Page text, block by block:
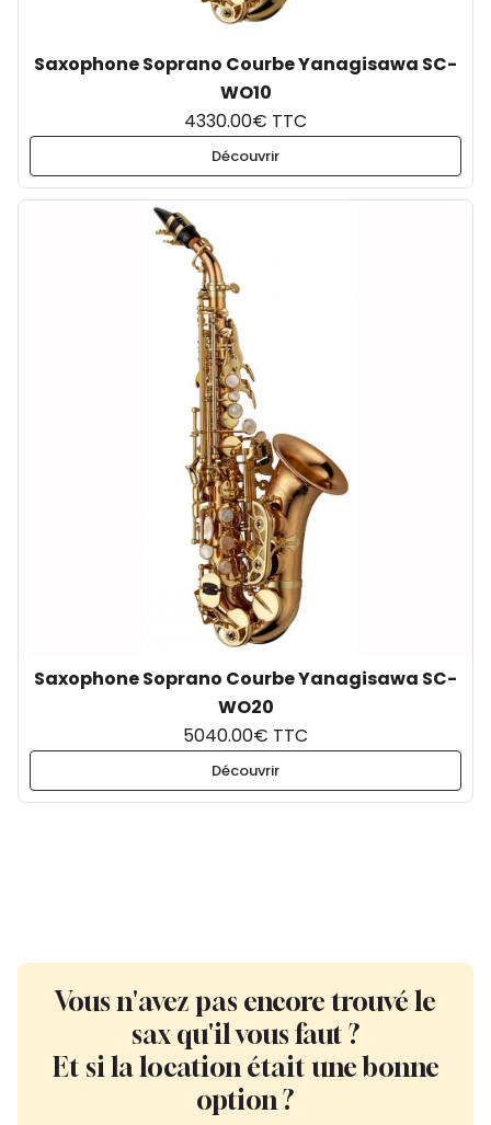
Saxophone Soprano Courbe Yanagisawa SC-
WO10
4330.00€ TTC
Découvrir
Saxophone Soprano Courbe Yanagisawa SC-
WO20
5040.00€ TTC
Découvrir
Vous n'avez pas encore trouvé le
sax qu'il vous faut ?
Et si la location était une bonne
option ?